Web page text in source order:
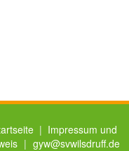
| Impressum und
| gyw@svwilsdruff.de